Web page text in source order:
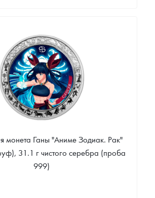
Цена выкупа
Звоните
монета Ганы "Аниме Зодиак. Рак"
31.1 г чистого серебра (проба
999)